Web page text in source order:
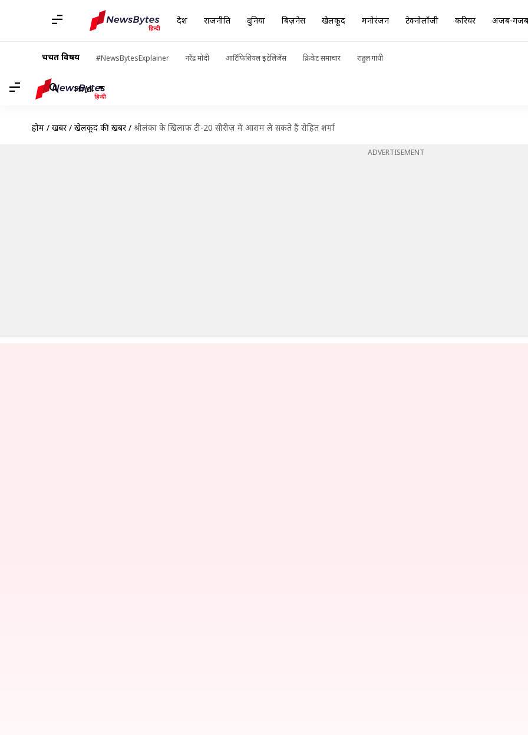
देश राजनीति दुनिया बिज़नेस खेलकूद मनोरंजन टेक्नोलॉजी करियर अजब-गजब
चर्चित विषय #NewsBytesExplainer नरेंद्र मोदी आर्टिफिशियल इंटेलिजेंस क्रिकेट समाचार राहुल गांधी
Hindi
होम / खबरें / खेलकूद की खबरें / श्रीलंका के खिलाफ टी-20 सीरीज़ में आराम ले सकते हैं रोहित शर्मा
ADVERTISEMENT